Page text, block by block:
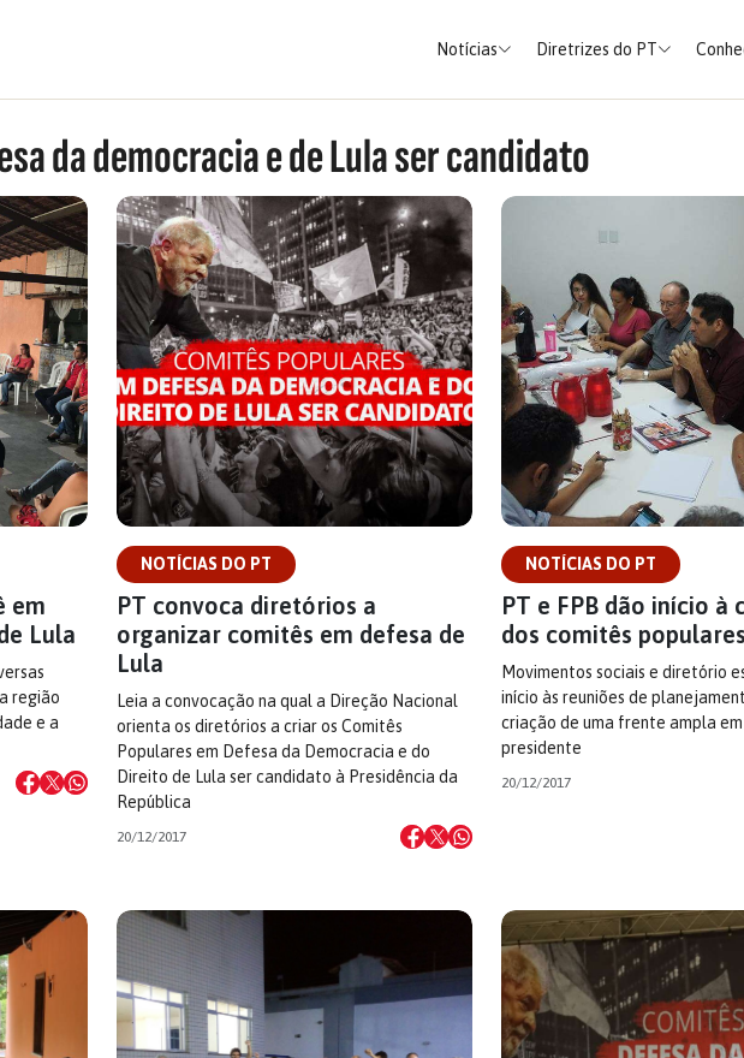
Notícias Diretrizes do PT
da democracia e de Lula ser candidato
em
Lula
região
e a
NOTÍCIAS DO PT
PT convoca diretórios a
organizar comitês em defesa de
Lula
Leia a convocação na qual a Direção Nacional
orienta os diretórios a criar os Comitês
Populares em Defesa da Democracia e do
Direito de Lula ser candidato à Presidência da
República
20/12/2017
NOTÍCIAS DO PT
PT e FPB dão início à
dos comitês
Movimentos sociais e diretório
início às reuniões de
criação de uma frente ampla
presidente
20/12/2017